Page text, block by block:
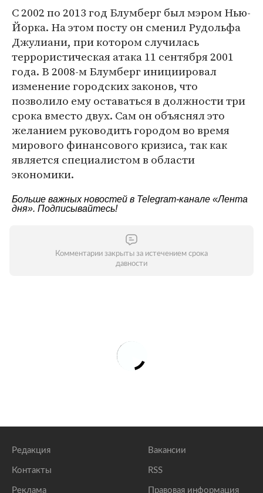
С 2002 по 2013 год Блумберг был мэром Нью-
Йорка. На этом посту он сменил Рудольфа
Джулиани, при котором случилась
террористическая атака 11 сентября 2001
года. В 2008-м Блумберг инициировал
изменение городских законов, что
позволило ему оставаться в должности три
срока вместо двух. Сам он объяснял это
желанием руководить городом во время
мирового финансового кризиса, так как
является специалистом в области
экономики.
Больше важных новостей в Telegram-канале «Лента
дня». Подписывайтесь!
Комментарии закрыты за истечением срока
давности
Редакция
Контакты
Реклама
Вакансии
RSS
Правовая информация